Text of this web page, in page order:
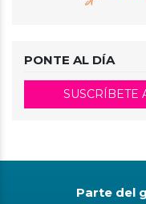
PONTE AL DÍA
SUSCRÍBETE
Parte del